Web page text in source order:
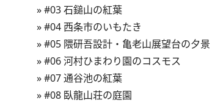
»#03 石鎚山の紅葉
»#04 西条市のいもたき
»#05 隈研吾設計・亀老山展望台の夕景
»#06 河村ひまわり園のコスモス
»#07 通谷池の紅葉
»#08 臥龍山荘の庭園